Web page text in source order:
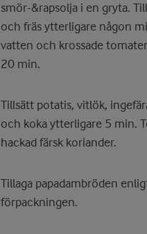
smör-&rapsolja i en gryta.
och fräs ytterligare någon
vatten och krossade
20 min.
Tillsätt potatis, vitlök,
och koka ytterligare 5 min.
hackad färsk koriander.
Tillaga papadambröden
förpackningen.